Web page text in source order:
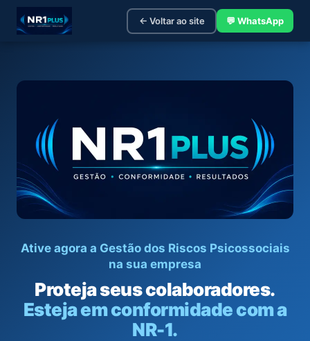
← Voltar ao site 💬 WhatsApp
Ative agora a Gestão dos Riscos Psicossociais
na sua empresa
Proteja seus colaboradores.
Esteja em conformidade com a
NR-1.